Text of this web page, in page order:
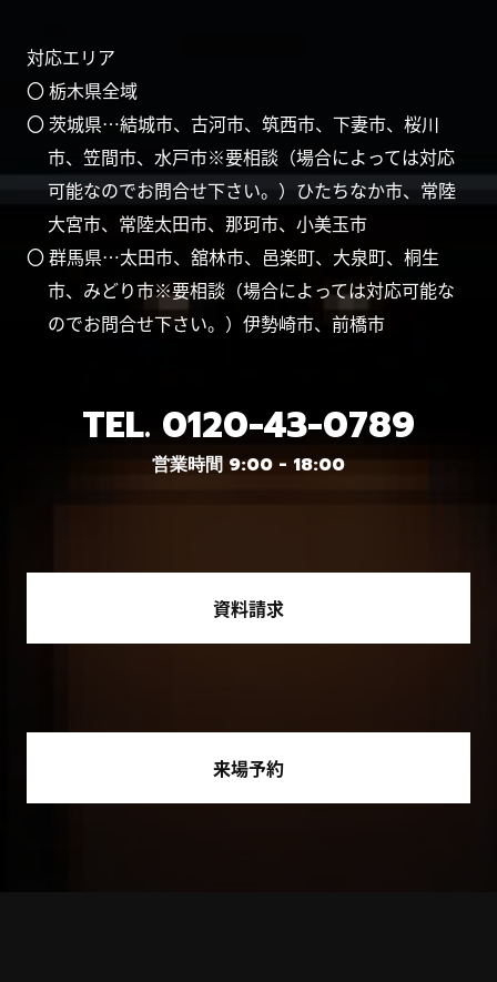
対応エリア
〇 栃木県全域
〇 茨城県…結城市、古河市、筑西市、下妻市、桜川
市、笠間市、水戸市※要相談（場合によっては対応
可能なのでお問合せ下さい。）ひたちなか市、常陸
大宮市、常陸太田市、那珂市、小美玉市
〇 群馬県…太田市、舘林市、邑楽町、大泉町、桐生
市、みどり市※要相談（場合によっては対応可能な
のでお問合せ下さい。）伊勢崎市、前橋市
TEL. 0120-43-0789
営業時間 9:00 - 18:00
資料請求
来場予約